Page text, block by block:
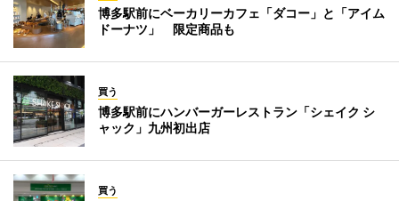
博多駅前にベーカリーカフェ「ダコー」と「アイム
ドーナツ」 限定商品も
買う
博多駅前にハンバーガーレストラン「シェイク シ
ャック」九州初出店
買う